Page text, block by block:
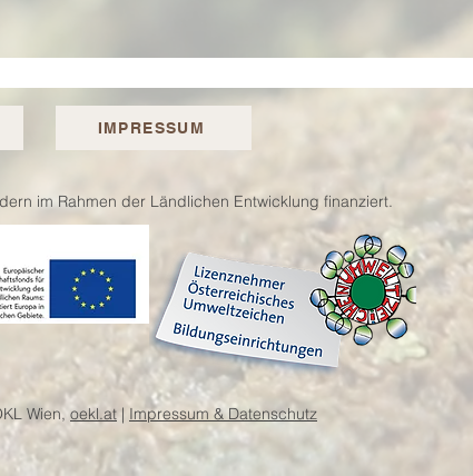
IMPRESSUM
im Rahmen der Ländlichen Entwicklung finanziert.
Wien, oekl.at| Impressum & Datenschutz